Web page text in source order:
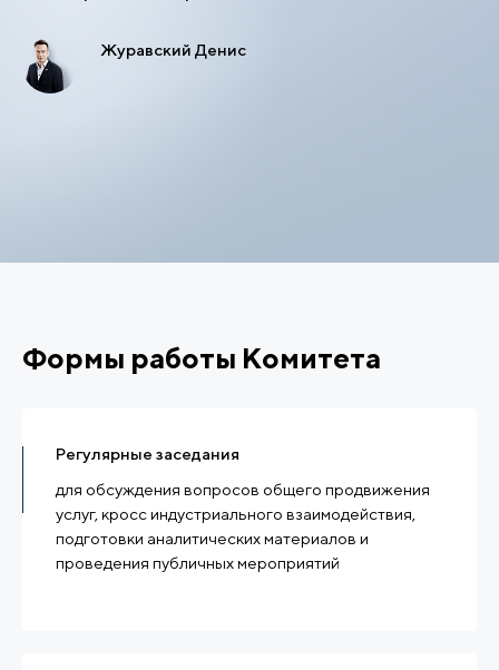
Журавский Денис
Формы работы Комитета
Регулярные заседания
для обсуждения вопросов общего продвижения
услуг, кросс индустриального взаимодействия,
подготовки аналитических материалов и
проведения публичных мероприятий